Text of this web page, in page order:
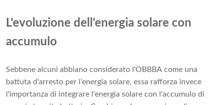
L'evoluzione dell'energia solare con
accumulo
Sebbene alcuni abbiano considerato l'OBBBA come una
battuta d'arresto per l'energia solare, essa rafforza invece
l'importanza di integrare l'energia solare con l'accumulo di